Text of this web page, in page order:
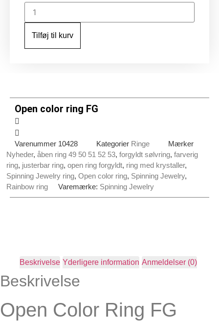
Open
color
ring
antal
Tilføj til kurv
Open color ring FG
Varenummer 10428 Kategorier Ringe
Mærker
Nyheder, åben ring 49 50 51 52 53, forgyldt sølvring, farverig
ring, justerbar ring, open ring forgyldt, ring med krystaller,
Spinning Jewelry ring, Open color ring, Spinning Jewelry,
Rainbow ring
Varemærke: Spinning Jewelry
Beskrivelse Yderligere information Anmeldelser (0)
Beskrivelse
Open Color Ring FG